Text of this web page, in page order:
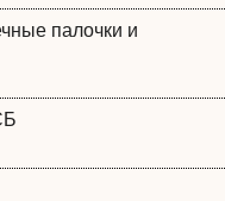
палочки и